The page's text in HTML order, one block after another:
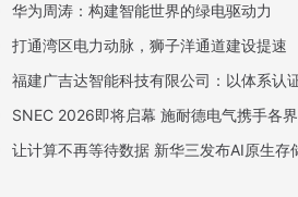
华为周涛：构建智能世界的绿电驱动力
打通湾区电力动脉，狮子洋通道建设提速